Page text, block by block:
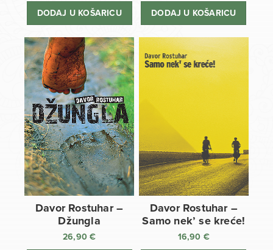
DODAJ U KOŠARICU
bila
cijena
DODAJ U KOŠARICU
Davor Rostuhar –
Džungla
26,90€
Davor Rostuhar –
Samo nek’ se kreće!
16,90 €